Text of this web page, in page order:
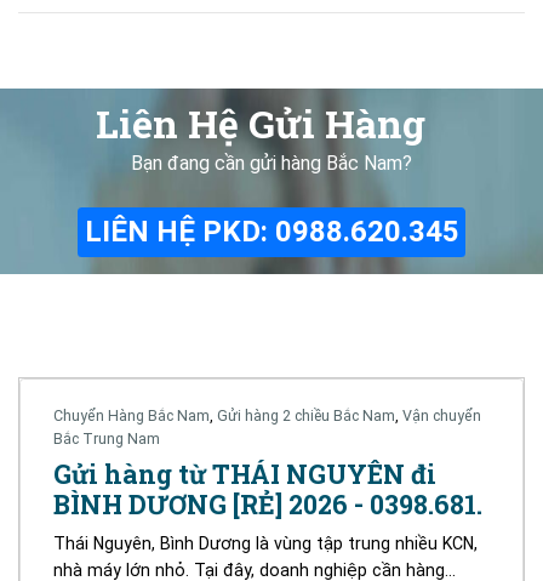
Liên Hệ Gửi Hàng
Bạn đang cần gửi hàng Bắc Nam?
LIÊN HỆ PKD: 0988.620.345
Chuyển Hàng Bắc Nam Gửi hàng 2 chiều Bắc Nam Vận chuyển
Bắc Trung Nam
Gửi hàng từ THÁI NGUYÊN đi
BÌNH DƯƠNG [RẺ] 2026 - 0398.681.
Thái Nguyên, Bình Dương là vùng tập trung nhiều KCN,
nhà máy lớn nhỏ. Tại đây, doanh nghiệp cần hàng…